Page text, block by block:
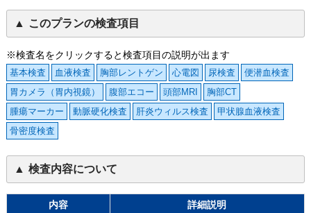
このプランの検査項目
※検査名をクリックすると検査項目の説明が出ます
基本検査 血液検査 胸部レントゲン 心電図 尿検査
便潜血検査
胃カメラ（胃内視鏡）
腹部エコー 頭部MRI
胸部CT
腫瘍マーカー
動脈硬化検査 肝炎ウィルス検査
甲状腺血液検査
骨密度検査
検査内容について
内容
詳細説明